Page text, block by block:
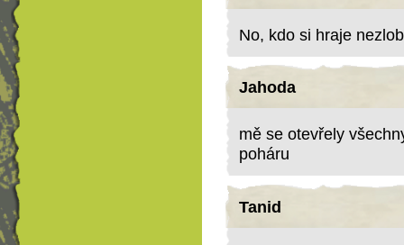
No, kdo si hraje
Jahoda
mě se otevřely
poháru
Tanid